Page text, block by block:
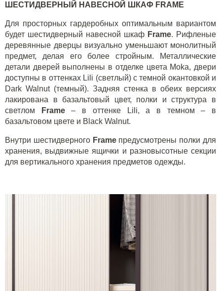
ШЕСТИДВЕРНЫЙ НАВЕСНОЙ ШКАФ FRAME
Для просторных гардеробных оптимальным вариантом
будет шестидверный навесной шкаф Frame. Рифленые
деревянные дверцы визуально уменьшают монолитный
предмет, делая его более стройным. Металлические
детали дверей выполнены в отделке цвета Moka, двери
доступны в оттенках Lili (светлый) с темной окантовкой и
Dark Walnut(темный). Задняя стенка в обеих версиях
лакирована в базальтовый цвет, полки и структура в
светлом
Frame – в оттенке Lili, а в темном – в
базальтовом цвете и Black Walnut.
Внутри шестидверного Frame предусмотрены полки для
хранения, выдвижные ящички и разновысотные секции
для вертикального хранения предметов одежды.